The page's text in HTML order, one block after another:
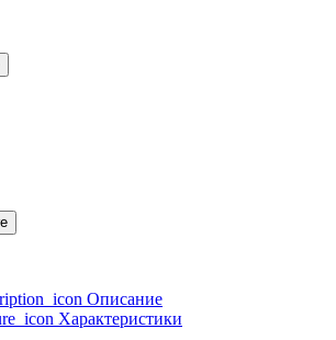
Описание
Характеристики